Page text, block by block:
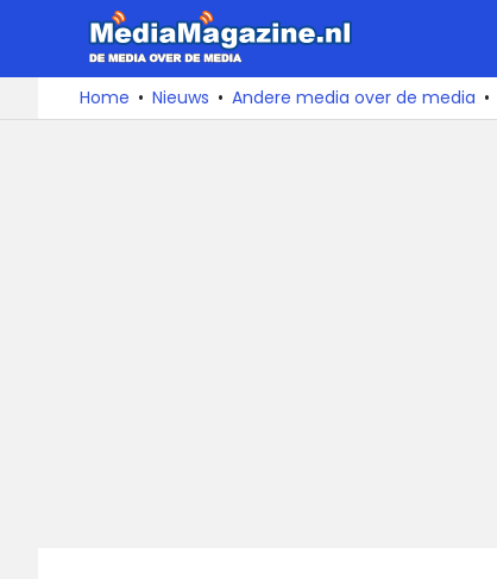
naar
De
media
over
Home Nieuws Andere media over de media